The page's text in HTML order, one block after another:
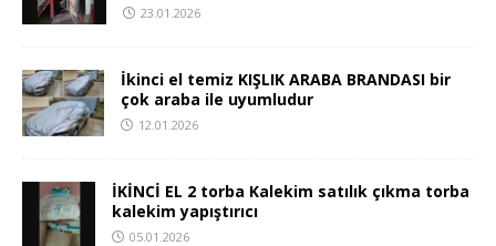
23.01.2026
İkinci el temiz KIŞLIK ARABA BRANDASI bir
çok araba ile uyumludur
12.01.2026
İKİNCİ EL 2 torba Kalekim satılık çıkma torba
kalekim yapıştırıcı
05.01.2026